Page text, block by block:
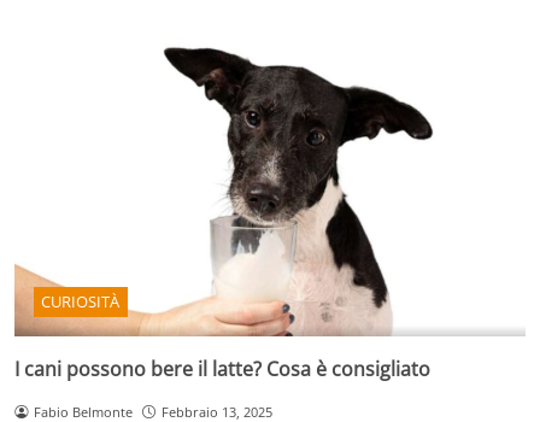
CURIOSITÀ
I cani possono bere il latte? Cosa è consigliato
Fabio Belmonte Febbraio 13, 2025